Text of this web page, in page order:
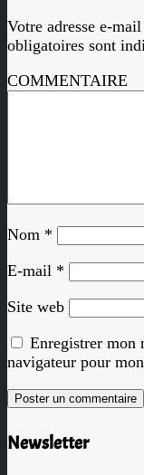
Votre adresse e-
obligatoires sont
COMMENTAIRE
Nom *
E-mail *
Site web
Enregistrer mon
navigateur pour
Newsletter